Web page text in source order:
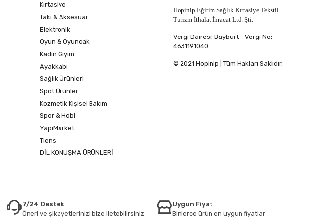
Kırtasiye
Takı & Aksesuar
Elektronik
Oyun & Oyuncak
Kadın Giyim
Ayakkabı
Sağlık Ürünleri
Spot Ürünler
Kozmetik Kişisel Bakım
Spor & Hobi
YapıMarket
Tiens
DİL KONUŞMA ÜRÜNLERİ
Hopinip Eğitim Sağlık Kırtasiye Tekstil
Turizm İthalat İhracat Ltd. Şti.
Vergi Dairesi: Bayburt – Vergi No:
4631191040
© 2021 Hopinip | Tüm Hakları Saklıdır.
7/24 Destek
Öneri ve şikayetlerinizi bize iletebilirsiniz
Uygun Fiyat
Binlerce ürün en uygun fiyatlar